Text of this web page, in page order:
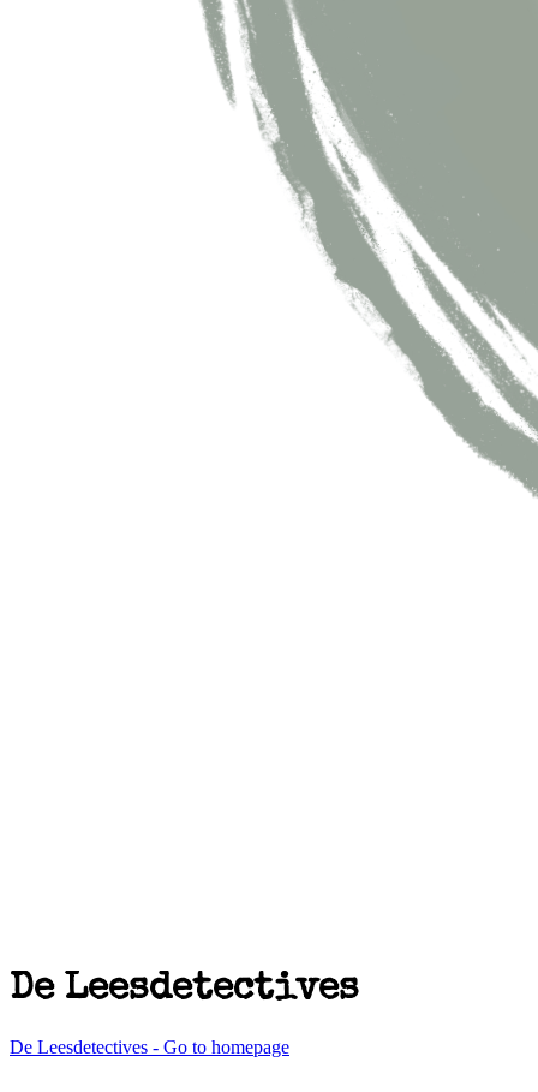
De Leesdetectives
De Leesdetectives - Go to homepage